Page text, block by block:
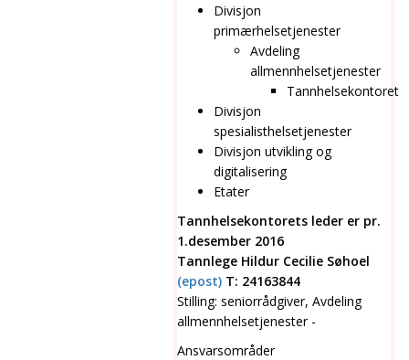
Divisjon
primærhelsetjenester
Avdeling
allmennhelsetjenester
Tannhelsekontoret
Divisjon
spesialisthelsetjenester
Divisjon utvikling og
digitalisering
Etater
Tannhelsekontorets leder er pr.
1.desember 2016
Tannlege Hildur Cecilie Søhoel
(epost) T: 24163844
Stilling: seniorrådgiver, Avdeling
allmennhelsetjenester -
Ansvarsområder